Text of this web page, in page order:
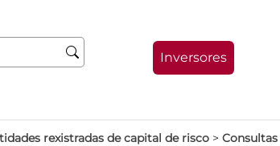
Inversores
rexistradas de capital de risco >